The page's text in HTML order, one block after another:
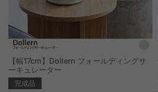
【幅17cm】Dollern フォールディングサ
ーキュレーター
完成品